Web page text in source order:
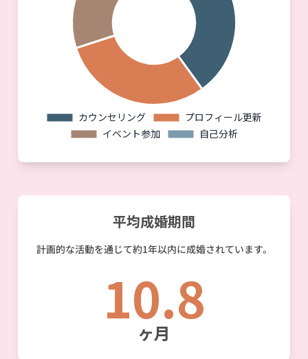
平均成婚期間
計画的な活動を通じて約1年以内に成婚されています。
10.8
ヶ月